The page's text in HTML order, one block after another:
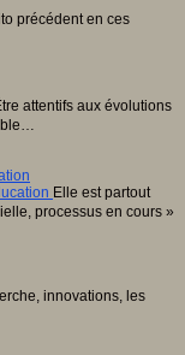
précédent en ces
attentifs aux évolutions
Elle est partout
processus en cours »
innovations, les